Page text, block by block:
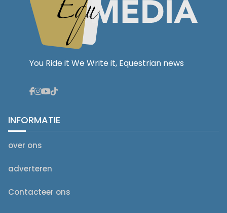
You Ride it We Write it, Equestrian news
INFORMATIE
over ons
adverteren
Contacteer ons